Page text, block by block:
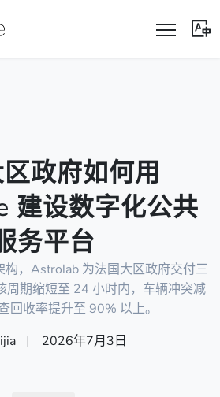
政府如何用
建设数字化公共
务平台
构，Astrolab 为法国大区政府交付三
周期缩短至 24 小时内，车辆冲突减
回收率提升至 90% 以上。
| 2026年7月3日